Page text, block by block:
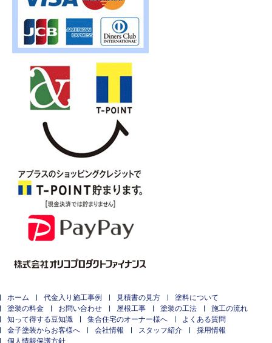
ホーム 代金入り施工事例 見積書の見方
塗料について
塗装の料金
お問い合わせ 屋根工事 塗装の工法
施工の流れ
知って得する豆知識
集合住宅のオーナー様へ
よくある質問
金子塗装からお客様へ
会社情報 スタッフ紹介
採用情報